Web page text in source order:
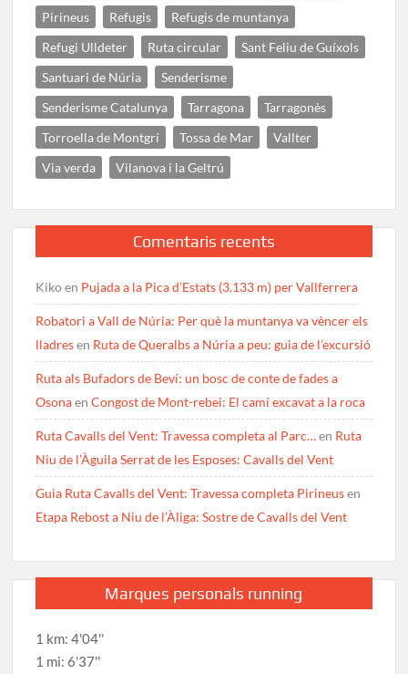
Pirineus
Refugis
Refugis de muntanya
Refugi Ulldeter
Ruta circular
Sant Feliu de Guíxols
Santuari de Núria
Senderisme
Senderisme Catalunya
Tarragona
Tarragonès
Torroella de Montgrí
Tossa de Mar
Vallter
Via verda
Vilanova i la Geltrú
Comentaris recents
Kikoen Pujada a la Pica d’Estats (3.133 m) per Vallferrera
Robatori a Vall de Núria: Per què la muntanya va vèncer els
lladresen Ruta de Queralbs a Núria a peu: guia de l’excursió
Ruta als Bufadors de Beví: un bosc de conte de fades a
OsonaenCongost de Mont-rebei: El camí excavat a la roca
Ruta Cavalls del Vent: Travessa completa al Parc…en Ruta
Niu de l’Àguila Serrat de les Esposes: Cavalls del Vent
Guia Ruta Cavalls del Vent: Travessa completa Pirineusen
Etapa Rebost a Niu de l’Àliga: Sostre de Cavalls del Vent
Marques personals running
1 km: 4'04''
1 mi: 6'37''